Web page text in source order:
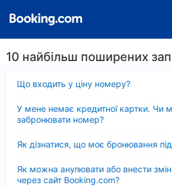
10 найбільш поширених
Що входить у ціну номеру?
У мене немає кредитної картки. Чи
забронювати номер?
Як дізнатися, що моє бронювання
Як можна анулювати або внести
через сайт Booking.com?